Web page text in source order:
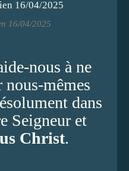
16/04/2025
nous à ne
mêmes
dans
Seigneur et
Christ.